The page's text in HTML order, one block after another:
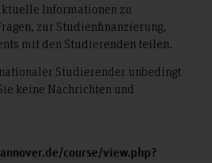
Informationen zu
zur Studienfinanzierung,
mit den Studierenden teilen.
Studierender unbedingt
keine Nachrichten und
course/view.php?